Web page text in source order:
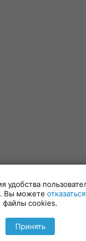
удобства
Вы можете отказаться
файлы cookies.
Принять